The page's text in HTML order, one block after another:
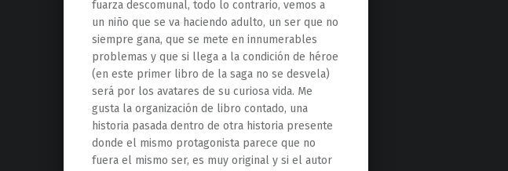
fuarza descomunal, todo lo contrario, vemos a
un niño que se va haciendo adulto, un ser que no
siempre gana, que se mete en innumerables
problemas y que si llega a la condición de héroe
(en este primer libro de la saga no se desvela)
será por los avatares de su curiosa vida. Me
gusta la organización de libro contado, una
historia pasada dentro de otra historia presente
donde el mismo protagonista parece que no
fuera el mismo ser, es muy original y si el autor